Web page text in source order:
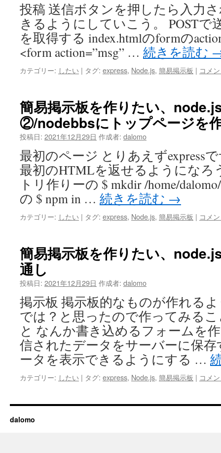
投稿 送信ボタンを押したら入力
きるようにしていこう。 POSTで
を取得する index.htmlのformの
<form action=”msg” … 続きを読む
カテゴリー: したい | タグ: express, Node.js, 簡易掲示板 | コメ
簡易掲示板を作りたい、
②/nodebbsにトップページを
投稿日: 2021年12月29日 作成者: dalomo
最初のページ とりあえずexpress
最初のHTMLを返せるようになろ
トリ作りーの $ mkdir /home/
の $ npm in … 続きを読む →
カテゴリー: したい | タグ: express, Node.js, 簡易掲示板 | コメ
簡易掲示板を作りたい、
通し
投稿日: 2021年12月29日 作成者: dalomo
掲示板 掲示板的なものが作れる
では？と思ったので作ってみる
と なんか書き込めるフォームを
信されたデータをサーバーに保
ータを表示できるようにする …
カテゴリー: したい | タグ: express, Node.js, 簡易掲示板 | コメ
dalomo